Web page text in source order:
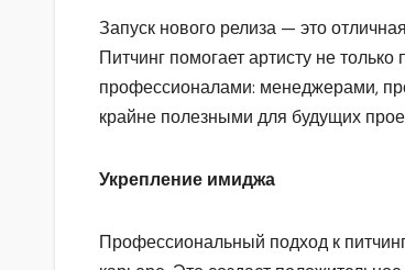
Запуск нового релиза — это
Питчинг помогает артисту не
профессионалами: менеджерами,
крайне полезными для будущих
Укрепление имиджа
Профессиональный подход к